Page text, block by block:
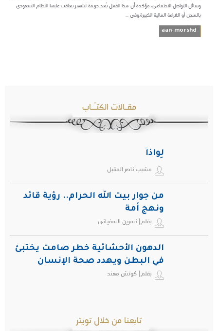
وسائل التواصل الاجتماعي، مؤكدة أن هذا الفعل يُعد جريمة تشهير يعاقب عليها النظام السعودي
بالسجن أو الغرامة المالية الكبيرة.وفي ...
aan-morshd
مقـالات الكتـّـاب
لِواذاً
مشبب ناصر المقبل
من جوار بيت الله الحرام.. رؤية قائد
ونهج أمة
بقلم| نسرين السفياني
الدهون الأحشائية خطر صامت يختبئ
في البطن ويهدد صحة الإنسان
بقلم| كوتش مهند
تابعنا من خلال تويتر